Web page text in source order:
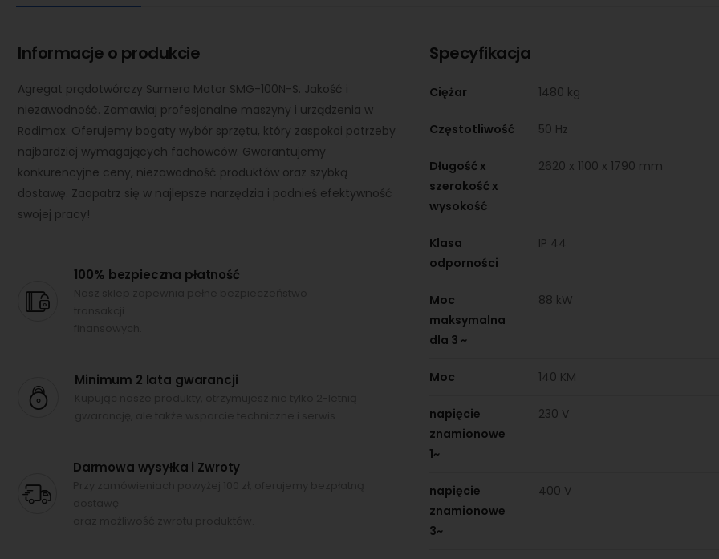
Informacje o produkcie
Agregat prądotwórczy Sumera Motor SMG-100N-S. Jakość i
niezawodność. Zamawiaj profesjonalne maszyny i urządzenia w
Rodimax. Oferujemy bogaty wybór sprzętu, który zaspokoi potrzeby
najbardziej wymagających fachowców. Gwarantujemy
konkurencyjne ceny, niezawodność produktów oraz szybką
dostawę. Zaopatrz się w najlepsze narzędzia i podnieś efektywność
swojej pracy!
100% bezpieczna płatność
Minimum 2 lata gwarancji
Darmowa wysyłka i Zwroty
Specyfikacja
Ciężar 1480 kg
Częstotliwość 50 Hz
Długość x
szerokość x
wysokość
2620 x 1100 x 1790 mm
Klasa
odporności
IP 44
Moc
maksymalna
dla 3 ~
88 kW
Moc 140 KM
napięcie
znamionowe
1~
230 V
napięcie
znamionowe
3~
400 V